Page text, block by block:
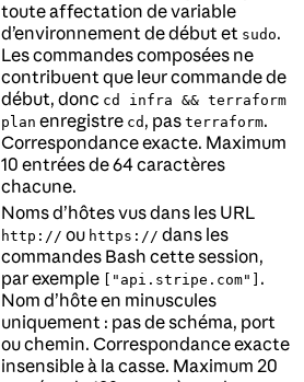
toute affectation de variable
d’environnement de début et sudo.
Les commandes composées ne
contribuent que leur commande de
début, donc cd infra && terraform
plan enregistre cd , pas terraform.
Correspondance exacte. Maximum
10 entrées de 64 caractères
chacune.
Noms d’hôtes vus dans les URL
http:// ou https:// dans les
commandes Bash cette session,
par exemple ["api.stripe.com"] .
Nom d’hôte en minuscules
uniquement : pas de schéma, port
ou chemin. Correspondance exacte
insensible à la casse. Maximum 20